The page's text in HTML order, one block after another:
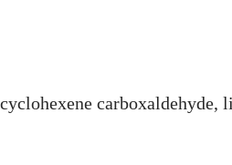
carboxaldehyde,